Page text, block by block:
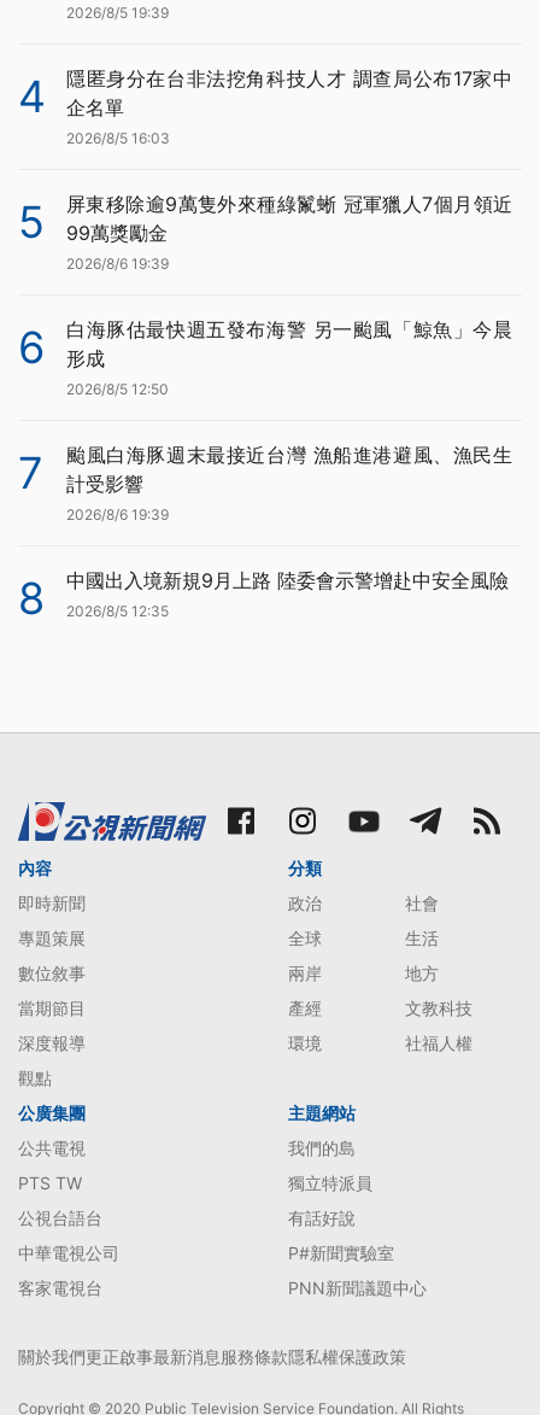
2026/8/5 19:39
4
隱匿身分在台非法挖角科技人才 調查局公布17家中
企名單
2026/8/5 16:03
5
屏東移除逾9萬隻外來種綠鬣蜥 冠軍獵人7個月領近
99萬獎勵金
2026/8/6 19:39
6
白海豚估最快週五發布海警 另一颱風「鯨魚」今晨
形成
2026/8/5 12:50
7
颱風白海豚週末最接近台灣 漁船進港避風、漁民生
計受影響
2026/8/6 19:39
8 中國出入境新規9月上路 陸委會示警增赴中安全風險
2026/8/5 12:35
內容
即時新聞
專題策展
數位敘事
當期節目
深度報導
觀點
分類
政治
社會
全球
生活
兩岸
地方
產經
文教科技
環境
社福人權
公廣集團
公共電視
PTS TW
公視台語台
中華電視公司
客家電視台
主題網站
我們的島
獨立特派員
有話好說
P#新聞實驗室
PNN新聞議題中心
關於我們更正啟事最新消息服務條款隱私權保護政策
Copyright © 2020 Public Television Service Foundation. All Rights